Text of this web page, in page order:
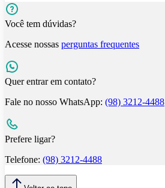
Você tem dúvidas?
Acesse nossas perguntas frequentes
Quer entrar em contato?
Fale no nosso WhatsApp: (98) 3212-4488
Prefere ligar?
Telefone: (98) 3212-4488